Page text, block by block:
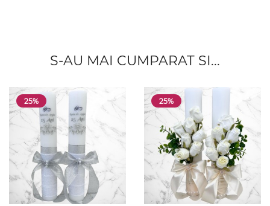
S-AU MAI CUMPARAT SI...
25% 25%